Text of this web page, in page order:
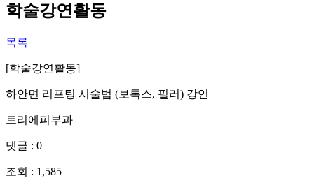
학술강연활동
목록
[학술강연활동]
하안면 리프팅 시술법 (보톡스, 필러) 강연
트리에피부과
댓글 : 0
조회 : 1,585